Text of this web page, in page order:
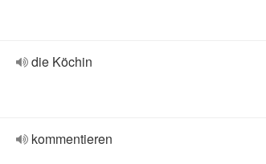
die Köchin
kommentieren